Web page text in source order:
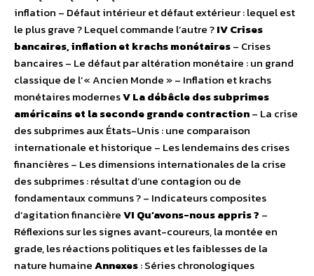
inflation – Défaut intérieur et défaut extérieur : lequel est
le plus grave ? Lequel commande l’autre ?IV Crises
bancaires, inflation et krachs monétaires– Crises
bancaires – Le défaut par altération monétaire : un grand
classique de l’« Ancien Monde » – Inflation et krachs
monétaires modernesV La débâcle des subprimes
américains et la seconde grande contraction– La crise
des subprimes aux États-Unis : une comparaison
internationale et historique – Les lendemains des crises
financières – Les dimensions internationales de la crise
des subprimes : résultat d’une contagion ou de
fondamentaux communs ? – Indicateurs composites
d’agitation financièreVI Qu’avons-nous appris ? –
Réflexions sur les signes avant-coureurs, la montée en
grade, les réactions politiques et les faiblesses de la
nature humaineAnnexes: Séries chronologiques